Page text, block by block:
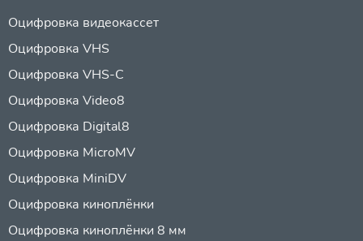
Оцифровка видеокассет
Оцифровка VHS
Оцифровка VHS-C
Оцифровка Video8
Оцифровка Digital8
Оцифровка MicroMV
Оцифровка MiniDV
Оцифровка киноплёнки
Оцифровка киноплёнки 8 мм